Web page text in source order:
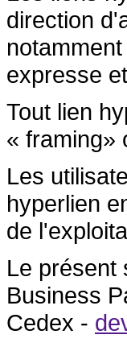
direction
expresse
Tout lien
« framing»
Les
hyperlien
de
Le présent
Business
Cedex -